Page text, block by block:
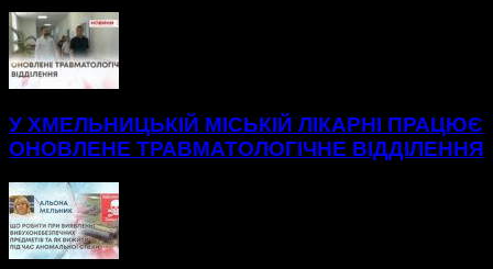
У ХМЕЛЬНИЦЬКІЙ МІСЬКІЙ ЛІКАРНІ ПРАЦЮЄ
ОНОВЛЕНЕ ТРАВМАТОЛОГІЧНЕ ВІДДІЛЕННЯ